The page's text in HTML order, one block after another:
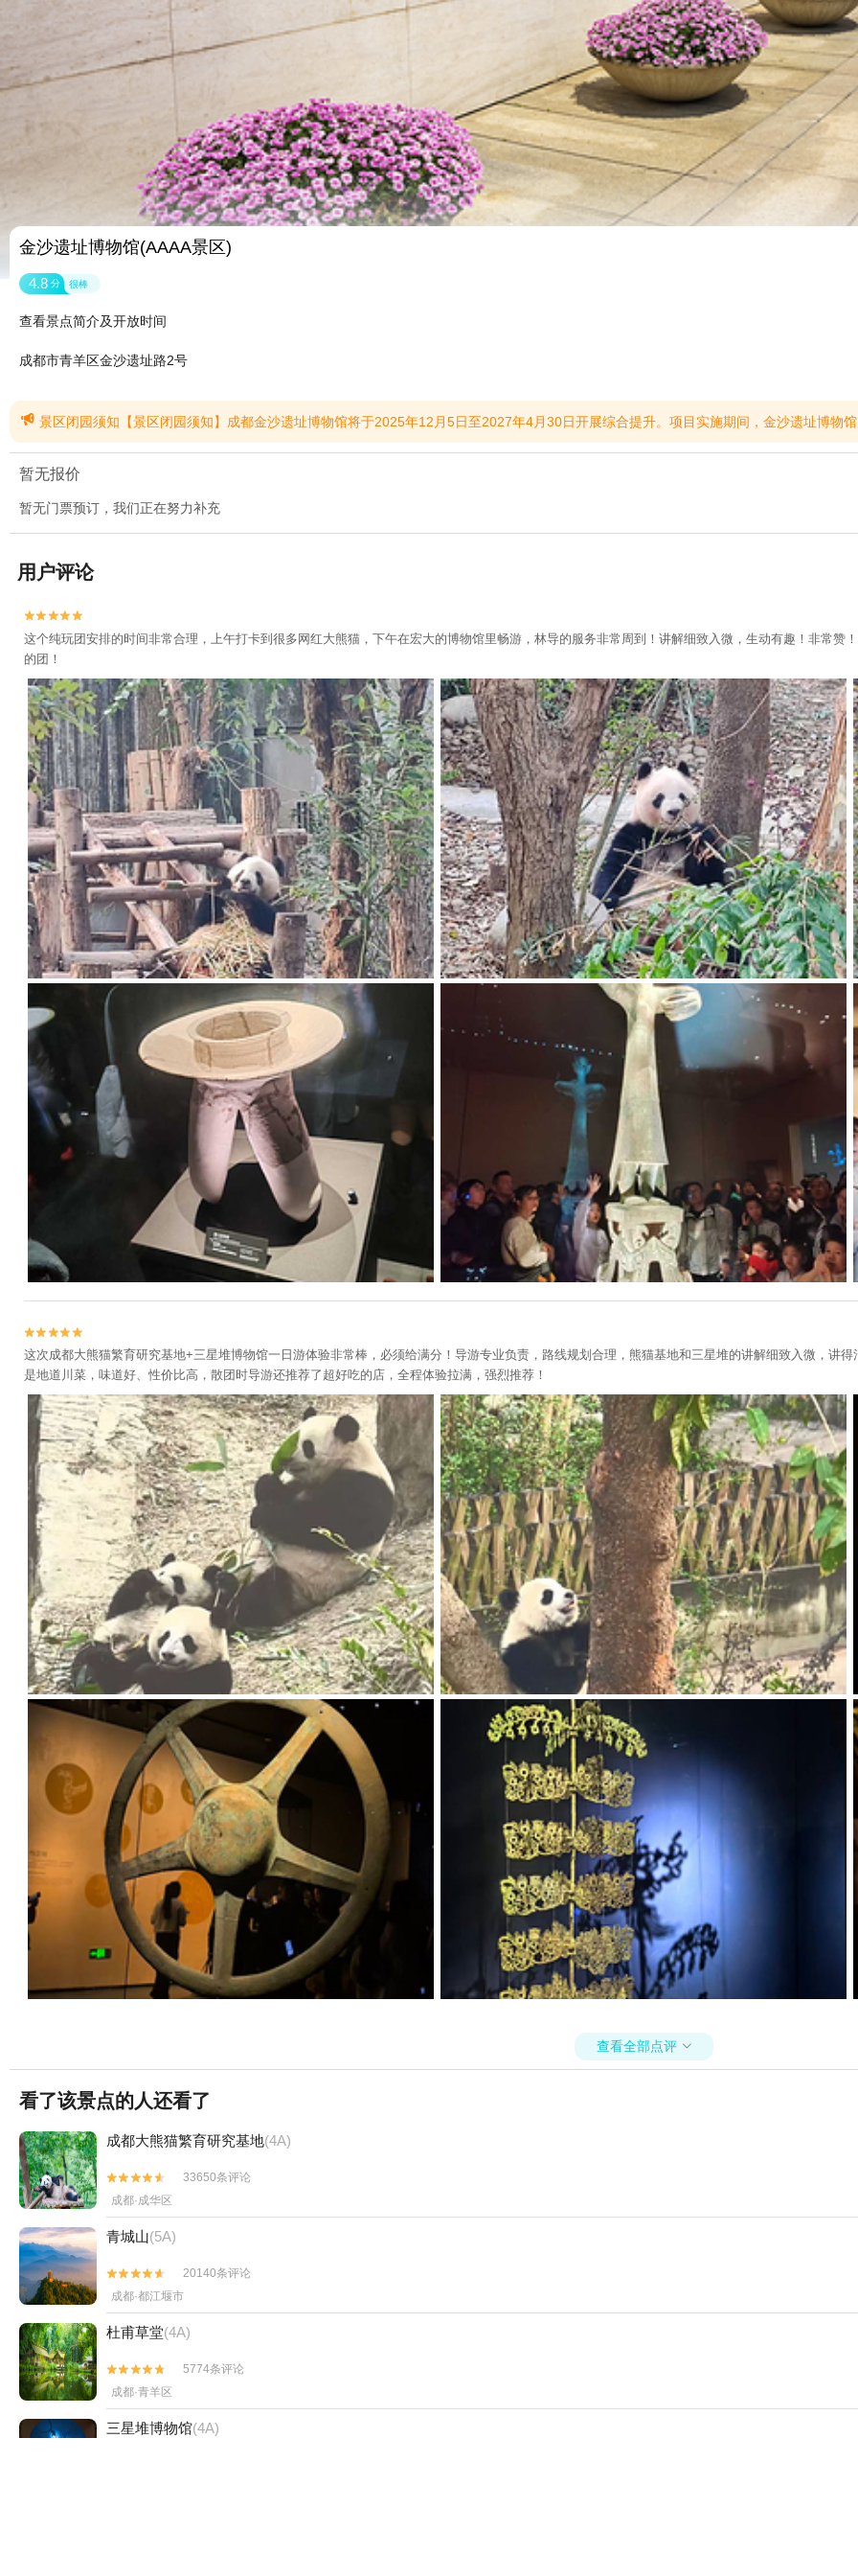
金沙遗址博物馆(AAAA景区)
4.8 分 很棒
查看景点简介及开放时间
成都市青羊区金沙遗址路2号
 景区闭园须知【景区闭园须知】成都金沙遗址博物馆将于2025年12月5日至2027年4月30日开展综合提升。项目实施期间，金沙遗址博物
暂无报价
暂无门票预订，我们正在努力补充
用户评论


这个纯玩团安排的时间非常合理，上午打卡到很多网红大熊猫，下午在宏大的博物馆里畅游，林导的服务非常周到！讲解细致入微，生动有趣！非常赞
的团！


这次成都大熊猫繁育研究基地+三星堆博物馆一日游体验非常棒，必须给满分！导游专业负责，路线规划合理，熊猫基地和三星堆的讲解细致入微，讲
是地道川菜，味道好、性价比高，散团时导游还推荐了超好吃的店，全程体验拉满，强烈推荐！
查看全部点评 
看了该景点的人还看了
成都大熊猫繁育研究基地(4A)


33650条评论
成都·成华区
青城山(5A)


20140条评论
成都·都江堰市
杜甫草堂(4A)


5774条评论
成都·青羊区
三星堆博物馆(4A)